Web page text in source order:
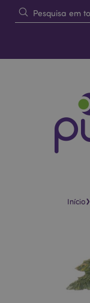
Início›